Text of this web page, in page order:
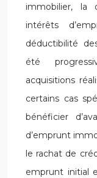
immobilier, la
intérêts
déductibilité
été
acquisitions
certains cas
bénéficier
d’emprunt
le rachat de
emprunt initial